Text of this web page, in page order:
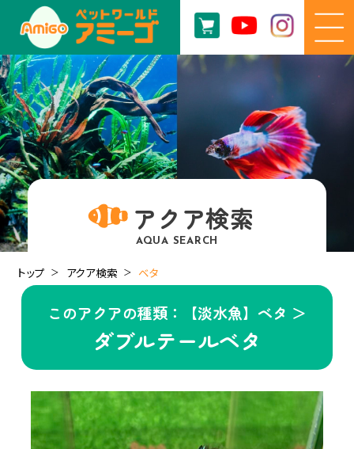
アクア検索
AQUA SEARCH
トップ アクア検索 ベタ
このアクアの種類：【淡水魚】ベタ ＞
ダブルテールベタ